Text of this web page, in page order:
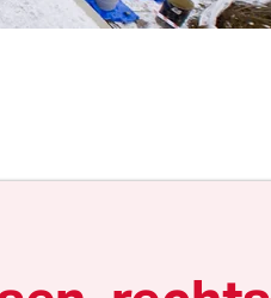
steht ab
wird vom
wider besseres Wissen